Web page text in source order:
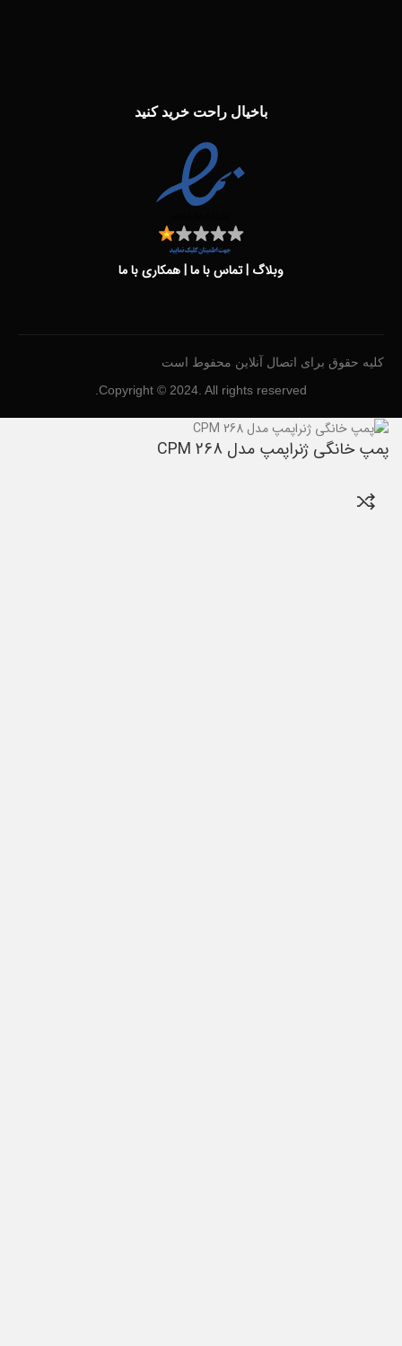
باخیال راحت خرید کنید
وبلاگ |تماس با ما|همکاری با ما
کلیه حقوق برای اتصال آنلاین محفوط است
Copyright © 2024. All rights reserved.
پمپ خانگی ژنراپمپ مدل CPM 268